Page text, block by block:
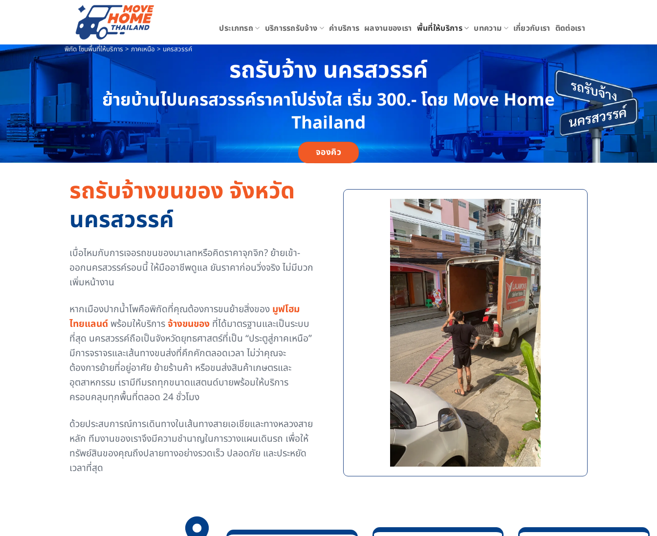
ประเภทรถ บริการรถรับจ้าง ค่าบริการ ผลงานของเรา พื้นที่ให้บริการ บทความ เกี่ยวกับเรา ติดต่อเรา
พิกัด โซนพื้นที่ให้บริการ > ภาคเหนือ > นครสวรรค์
รถรับจ้าง นครสวรรค์
ย้ายบ้านไปนครสวรรค์ราคาโปร่งใส เริ่ม 300.- โดย Move Home
Thailand
จองคิว
รถรับจ้างขนของ จังหวัด
นครสวรรค์
เบื่อไหมกับการเจอรถขนของมาเลทหรือคิดราคาจุกจิก? ย้ายเข้า-
ออกนครสวรรค์รอบนี้ ให้มืออาชีพดูแล ยันราคาก่อนวิ่งจริง ไม่มีบวก
เพิ่มหน้างาน
หากเมืองปากน้ำโพคือพิกัดที่คุณต้องการขนย้ายสิ่งของ มูฟโฮม
ไทยแลนด์ พร้อมให้บริการจ้างขนของ ที่ได้มาตรฐานและเป็นระบบ
ที่สุด นครสวรรค์ถือเป็นจังหวัดยุทธศาสตร์ที่เป็น “ประตูสู่ภาคเหนือ”
มีการจราจรและเส้นทางขนส่งที่คึกคักตลอดเวลา ไม่ว่าคุณจะ
ต้องการย้ายที่อยู่อาศัย ย้ายร้านค้า หรือขนส่งสินค้าเกษตรและ
อุตสาหกรรม เรามีทีมรถทุกขนาดแสตนด์บายพร้อมให้บริการ
ครอบคลุมทุกพื้นที่ตลอด 24 ชั่วโมง
ด้วยประสบการณ์การเดินทางในเส้นทางสายเอเชียและทางหลวงสาย
หลัก ทีมงานของเราจึงมีความชำนาญในการวางแผนเดินรถ เพื่อให้
ทรัพย์สินของคุณถึงปลายทางอย่างรวดเร็ว ปลอดภัย และประหยัด
เวลาที่สุด